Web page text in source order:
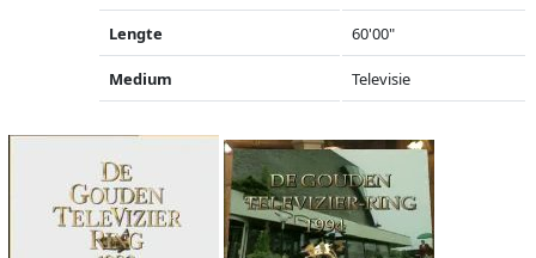
Lengte 60'00"
Medium Televisie